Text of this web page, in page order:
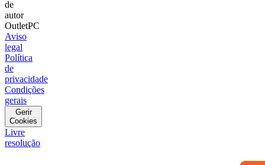
de
autor
OutletPC
Aviso
legal
Política
de
privacidade
Condições
gerais
Gerir
Cookies
Livre
resolução